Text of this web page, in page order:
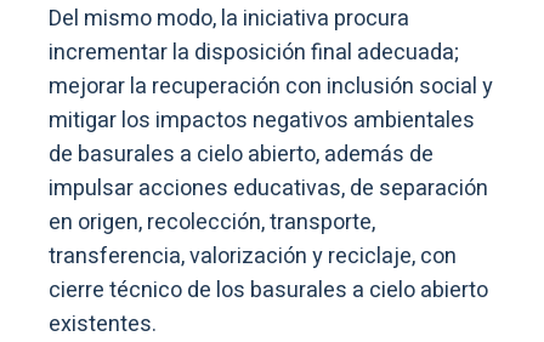
Del mismo modo, la iniciativa procura
incrementar la disposición final adecuada;
mejorar la recuperación con inclusión social y
mitigar los impactos negativos ambientales
de basurales a cielo abierto, además de
impulsar acciones educativas, de separación
en origen, recolección, transporte,
transferencia, valorización y reciclaje, con
cierre técnico de los basurales a cielo abierto
existentes.